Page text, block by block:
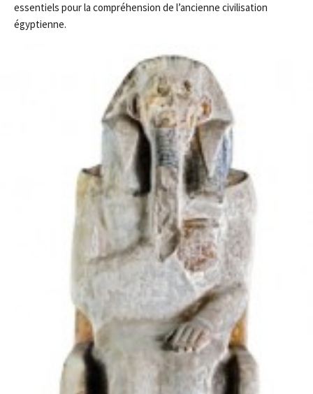
essentiels pour la compréhension de l’ancienne civilisation
égyptienne.